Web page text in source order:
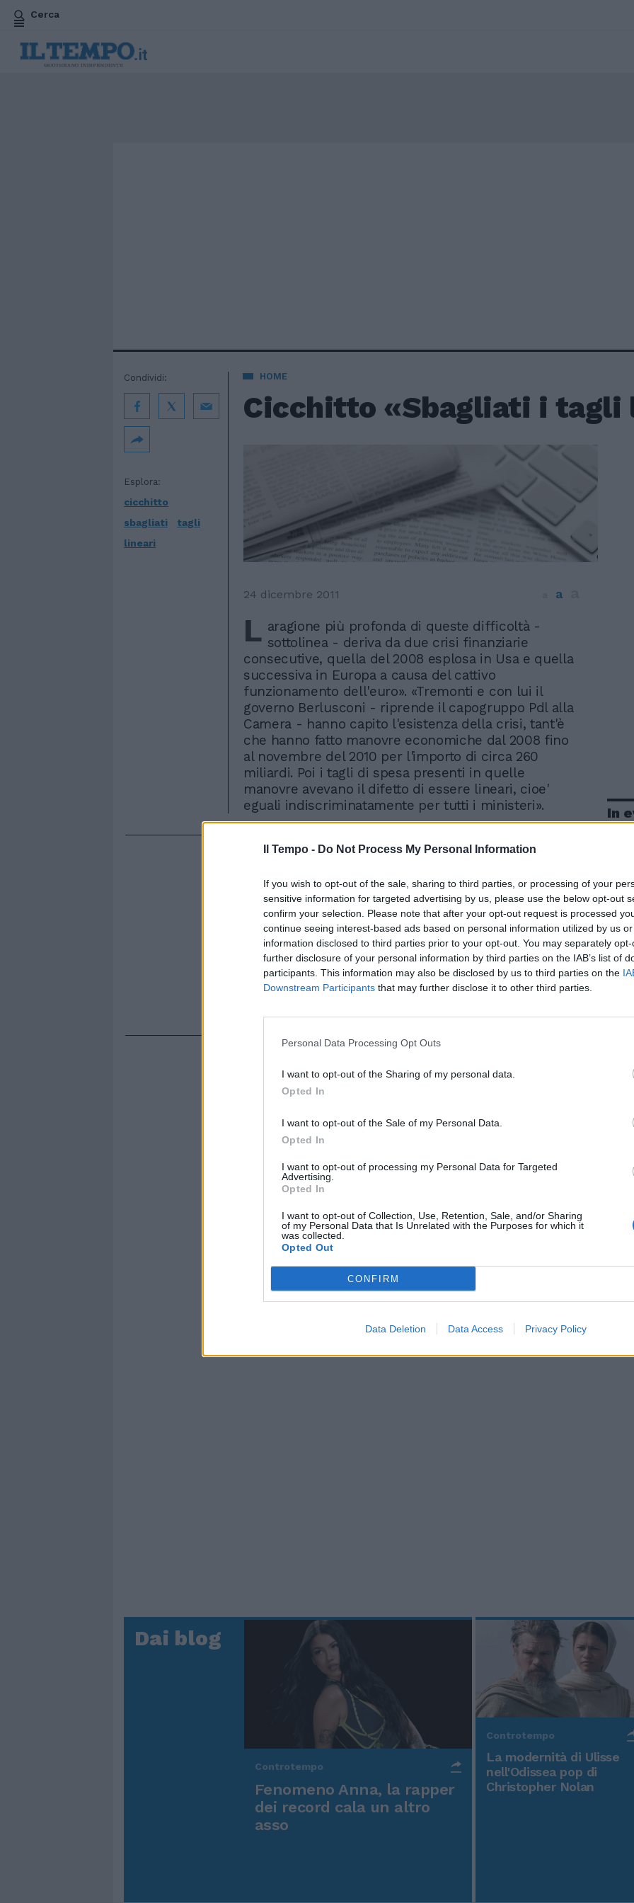
Il Tempo - Do Not Process My Personal Information
If you wish to opt-out of the sale, sharing to third parties, or processing of your
sensitive information for targeted advertising by us, please use the below opt-out
confirm your selection. Please note that after your opt-out request is processed
continue seeing interest-based ads based on personal information utilized by us
information disclosed to third parties prior to your opt-out. You may separately
further disclosure of your personal information by third parties on the IAB’s list of
participants. This information may also be disclosed by us to third parties on the
Downstream Participants that may further disclose it to other third parties.
Personal Data Processing Opt Outs
I want to opt-out of the Sharing of my personal data.
Opted In
I want to opt-out of the Sale of my Personal Data.
Opted In
I want to opt-out of processing my Personal Data for Targeted
Advertising.
Opted In
I want to opt-out of Collection, Use, Retention, Sale, and/or Sharing
of my Personal Data that Is Unrelated with the Purposes for which it
was collected.
Opted Out
CONFIRM
Data Deletion Data Access Privacy Policy
Cerca
HOME
Cicchitto «Sbagliati i tagli
Esplora:
cicchitto
sbagliati
tagli
lineari
Condividi:
24 dicembre 2011 a
L aragione più profonda di queste difficoltà -
sottolinea - deriva da due crisi finanziarie
consecutive, quella del 2008 esplosa in Usa e quella
successiva in Europa a causa del cattivo
funzionamento dell'euro». «Tremonti e con lui il
governo Berlusconi - riprende il capogruppo Pdl alla
Camera - hanno capito l'esistenza della crisi, tant'è
che hanno fatto manovre economiche dal 2008 fino
al novembre del 2010 per l'importo di circa 260
miliardi. Poi i tagli di spesa presenti in quelle
manovre avevano il difetto di essere lineari, cioe'
eguali indiscriminatamente per tutti i ministeri».
In
Trump, Meloni e la strategia
Dai blog
Controtempo
Fenomeno Anna, la rapper
dei record cala un altro
asso
Controtempo
La modernità di Ulisse
nell'Odissea pop di
Christopher Nolan